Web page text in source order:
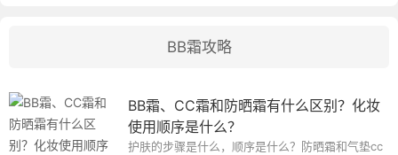
BB霜攻略
BB霜、CC霜和防晒霜有什么区别？化妆
使用顺序是什么？
护肤的步骤是什么，顺序是什么？防晒霜和气垫cc